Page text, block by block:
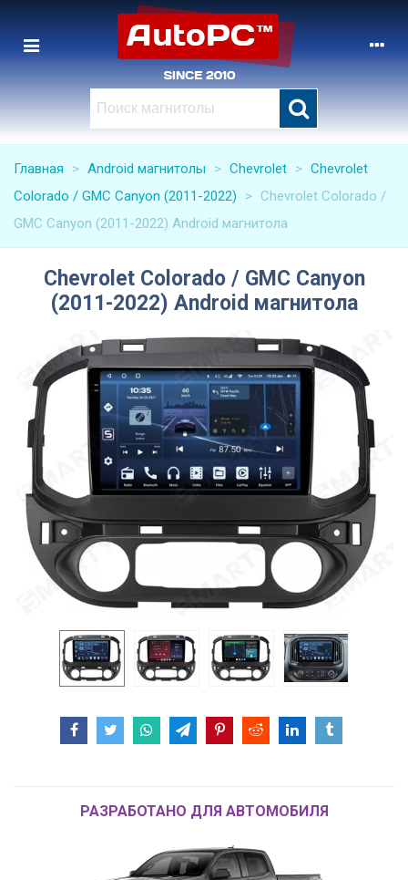
Главная > Android магнитолы > Chevrolet > Chevrolet
Colorado / GMC Canyon (2011-2022)
> Chevrolet Colorado /
GMC Canyon (2011-2022) Android магнитола
Chevrolet Colorado / GMC Canyon
(2011-2022) Android магнитола
РАЗРАБОТАНО ДЛЯ АВТОМОБИЛЯ